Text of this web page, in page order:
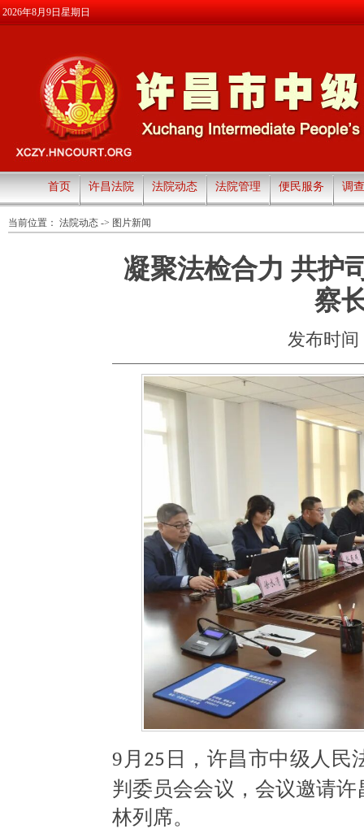
2026年8月9日星期日
首页 许昌法院 法院动态 法院管理 便民服务 调
当前位置： 法院动态 -> 图片新闻
凝聚法检合力 共
察
发布时间
9 月 25 日，许昌市中级人民
判委员会会议 ，会议邀请许
林列席。